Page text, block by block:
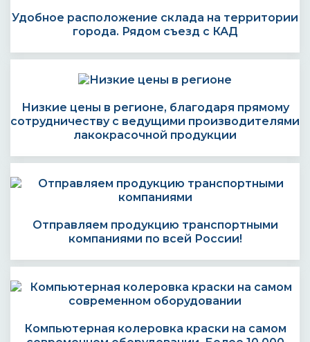
Удобное расположение склада на территории
города. Рядом съезд с КАД
Низкие цены в регионе, благодаря прямому
сотрудничеству с ведущими производителями
лакокрасочной продукции
Отправляем продукцию транспортными
компаниями по всей России!
Компьютерная колеровка краски на самом